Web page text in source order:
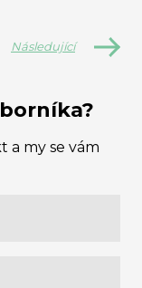
Následující
a my se vám